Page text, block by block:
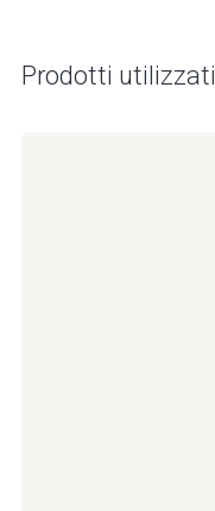
Prodotti utilizzati